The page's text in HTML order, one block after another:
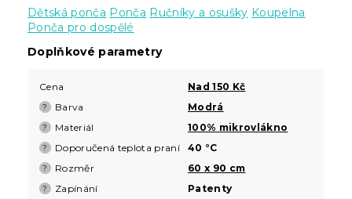
Dětská ponča Ponča Ručníky a osušky Koupelna
Ponča pro dospělé
Doplňkové parametry
Cena Nad 150 Kč
? Barva Modrá
? Materiál 100% mikrovlákno
? Doporučená teplota praní 40 °C
? Rozměr 60 x 90 cm
? Zapínání
Patenty